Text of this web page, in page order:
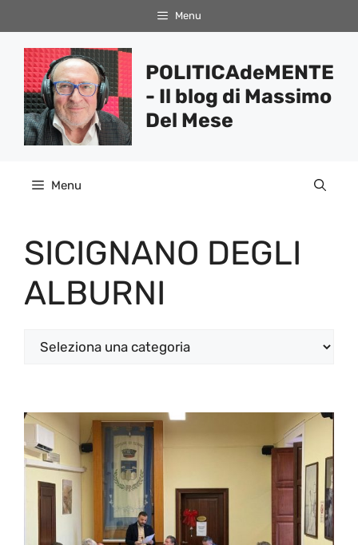
al
contenuto
Menu
POLITICAdeMENTE
- Il blog di Massimo
Del Mese
Menu
SICIGNANO DEGLI
ALBURNI
Categorie